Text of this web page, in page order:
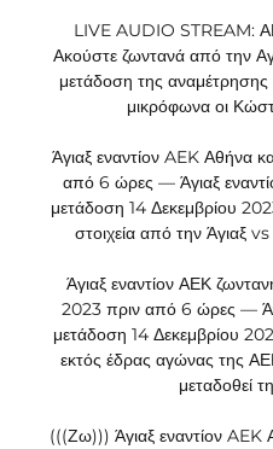
LIVE AUDIO STREAM:
Ακούστε ζωντανά από την
μετάδοση της αναμέτρησης
μικρόφωνα οι
Άγιαξ εναντίον AEK Αθήνα
από 6 ώρες — Άγιαξ
μετάδοση 14 Δεκεμβρίου
στοιχεία από την Άγιαξ
Άγιαξ εναντίον ΑΕΚ
2023 πριν από 6 ώρες —
μετάδοση 14 Δεκεμβρίου
εκτός έδρας αγώνας της
μεταδοθεί
(((Ζω))) Άγιαξ εναντίον AEK